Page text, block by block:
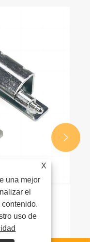
de

X
una mejor
el
uso de